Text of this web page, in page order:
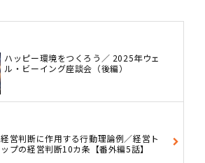
ハッピー環境をつくろう／ 2025年ウェ
ル・ビーイング座談会（後編）
経営判断に作用する行動理論例／経営ト
ップの経営判断10カ条【番外編5話】